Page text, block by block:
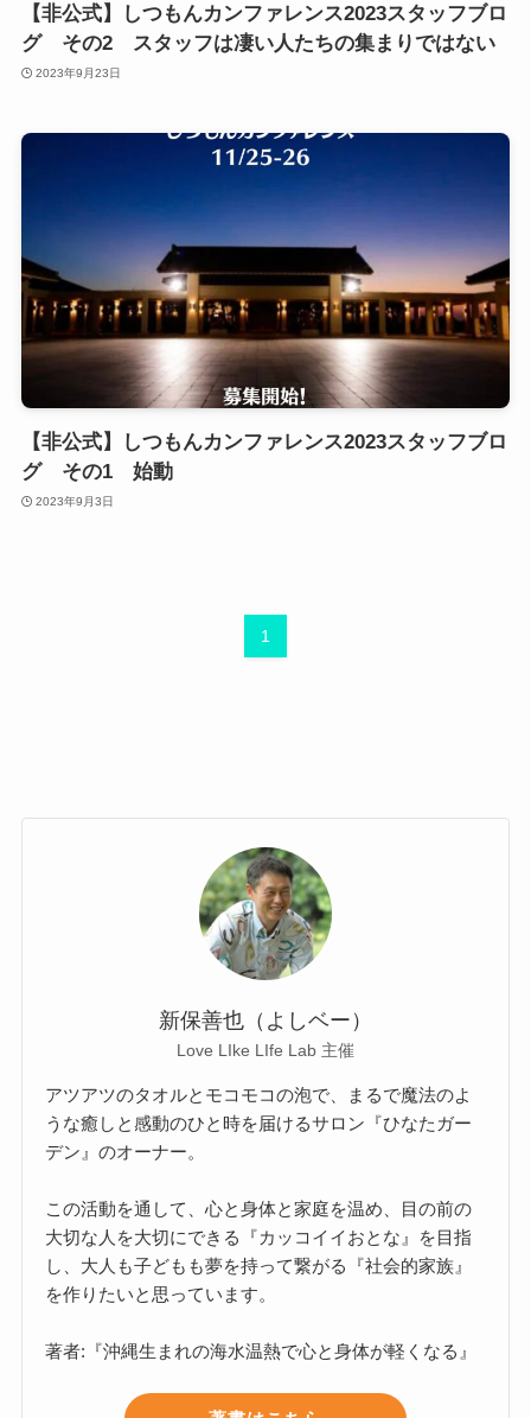
【非公式】しつもんカンファレンス2023スタッフブロ
グ その2 スタッフは凄い人たちの集まりではない
2023年9月23日
【非公式】しつもんカンファレンス2023スタッフブロ
グ その1 始動
2023年9月3日
1
新保善也（よしベー）
Love LIke LIfe Lab 主催
アツアツのタオルとモコモコの泡で、まるで魔法のよ
うな癒しと感動のひと時を届けるサロン『ひなたガー
デン』のオーナー。
この活動を通して、心と身体と家庭を温め、目の前の
大切な人を大切にできる『カッコイイおとな』を目指
し、大人も子どもも夢を持って繋がる『社会的家族』
を作りたいと思っています。
著者:『沖縄生まれの海水温熱で心と身体が軽くなる』